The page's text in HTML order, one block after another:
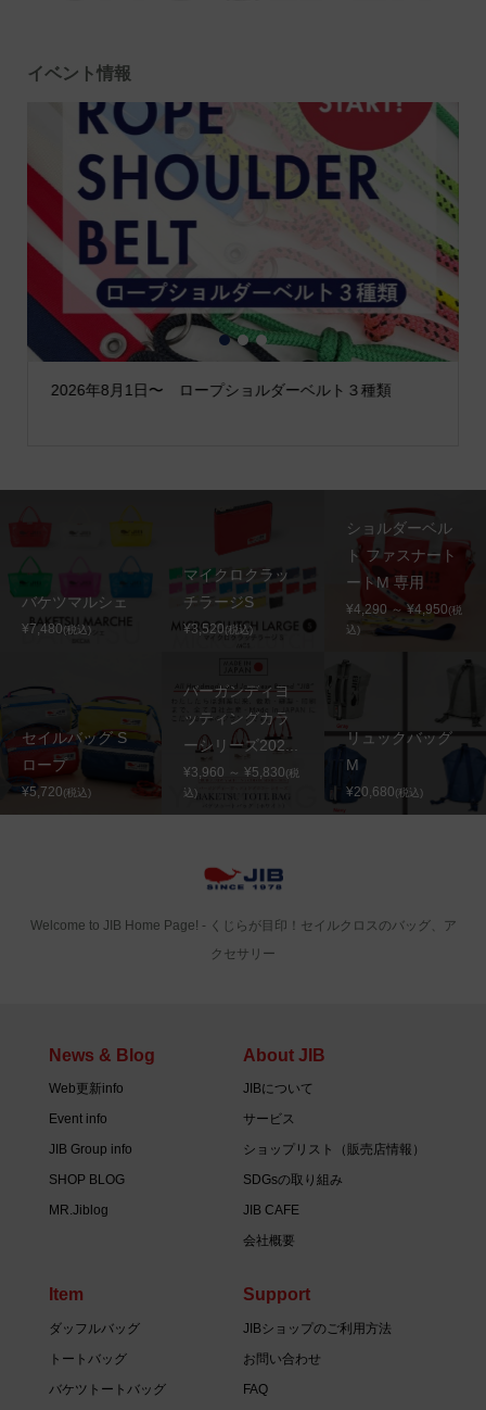
イベント情報
2026年8月1日〜 ロープショルダーベルト３種類
1 2 3
バケツマルシェ
¥7,480(税込)
マイクロクラッ
チラージS
¥3,520(税込)
ショルダーベル
ト ファスナート
ートM 専用
¥4,290 ～ ¥4,950(税
込)
セイルバッグ S
ロープ
¥5,720(税込)
バーガンディヨ
ッティングカラ
ーシリーズ202...
¥3,960 ～ ¥5,830(税
込)
リュックバッグ
M
¥20,680(税込)
Welcome to JIB Home Page! ‐ くじらが目印！セイルクロスのバッグ、ア
クセサリー
News & Blog
Web更新info
Event info
JIB Group info
SHOP BLOG
MR.Jiblog
About JIB
JIBについて
サービス
ショップリスト（販売店情報）
SDGsの取り組み
JIB CAFE
会社概要
Item
ダッフルバッグ
トートバッグ
バケツトートバッグ
Support
JIBショップのご利用方法
お問い合わせ
FAQ